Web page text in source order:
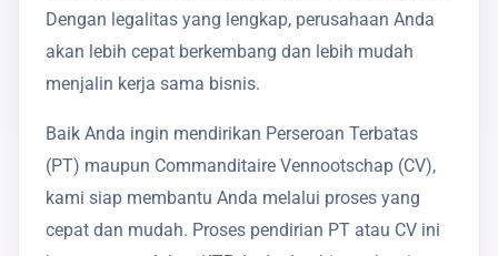
Dengan legalitas yang lengkap, perusahaan Anda
akan lebih cepat berkembang dan lebih mudah
menjalin kerja sama bisnis.
Baik Anda ingin mendirikan Perseroan Terbatas
(PT) maupun Commanditaire Vennootschap (CV),
kami siap membantu Anda melalui proses yang
cepat dan mudah. Proses pendirian PT atau CV ini